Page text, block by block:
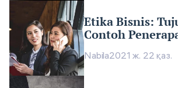
Etika Bisnis:
Contoh
Nabila2021 ж. 22 қаз.